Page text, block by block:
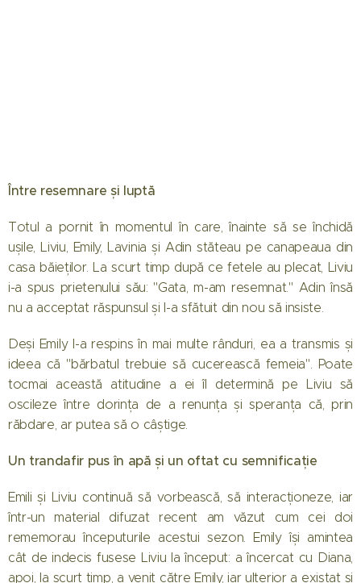
Între resemnare și luptă
Totul a pornit în momentul în care, înainte să se închidă
ușile, Liviu, Emily, Lavinia și Adin stăteau pe canapeaua din
casa băieților. La scurt timp după ce fetele au plecat, Liviu
i-a spus prietenului său: "Gata, m-am resemnat." Adin însă
nu a acceptat răspunsul și l-a sfătuit din nou să insiste.
Deși Emily l-a respins în mai multe rânduri, ea a transmis și
ideea că "bărbatul trebuie să cucerească femeia". Poate
tocmai această atitudine a ei îl determină pe Liviu să
oscileze între dorința de a renunța și speranța că, prin
răbdare, ar putea să o câștige.
Un trandafir pus în apă și un oftat cu semnificație
Emili și Liviu continuă să vorbească, să interacționeze, iar
într-un material difuzat recent am văzut cum cei doi
rememorau începuturile acestui sezon. Emily își amintea
cât de indecis fusese Liviu la început: a încercat cu Diana,
apoi, la scurt timp, a venit către Emily, iar ulterior a existat și